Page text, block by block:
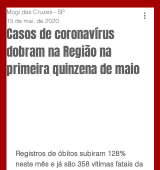
Casos de coronavírus
dobram na Região na
primeira quinzena de maio
Mogi das Cruzes - SP
15 de mai. de 2020
Registros de óbitos subiram 128%
neste mês e já são 358 vítimas fatais da